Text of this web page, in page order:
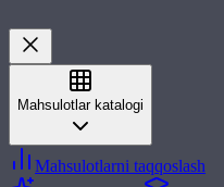
Mahsulotlar katalogi
Mahsulotlarni taqqoslash